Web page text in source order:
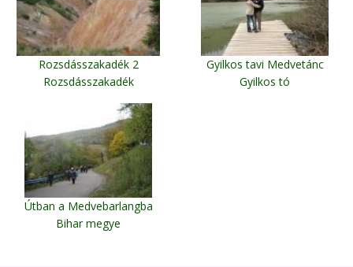
Rozsdásszakadék 2
Rozsdásszakadék
Gyilkos tavi Medvetánc
Gyilkos tó
Útban a Medvebarlangba
Bihar megye